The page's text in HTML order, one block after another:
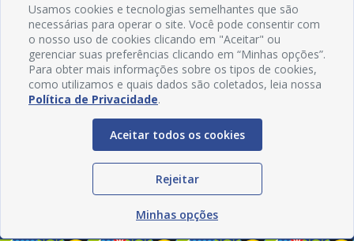
Redes Sociais
Usamos cookies e tecnologias semelhantes que são
necessárias para operar o site. Você pode consentir com
o nosso uso de cookies clicando em "Aceitar" ou
gerenciar suas preferências clicando em “Minhas opções”.
Para obter mais informações sobre os tipos de cookies,
como utilizamos e quais dados são coletados, leia nossa
Política de Privacidade.
Aceitar todos os cookies
Rejeitar
Minhas opções